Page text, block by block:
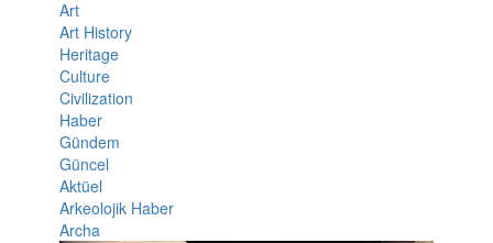
Art
Art History
Heritage
Culture
Civilization
Haber
Gündem
Güncel
Aktüel
Arkeolojik Haber
Archa